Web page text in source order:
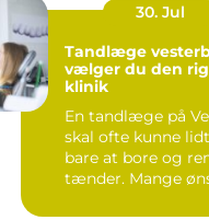
30. Jul
Tandlæge vesterbro
vælger du den
klinik
En tandlæge på
skal ofte kunne
bare at bore og
tænder. Mange